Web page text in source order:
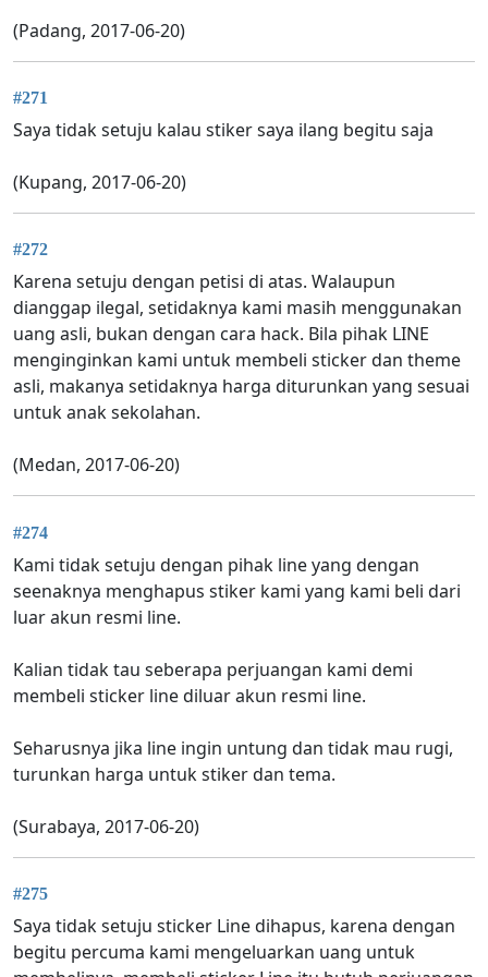
(Padang, 2017-06-20)
#271
Saya tidak setuju kalau stiker saya ilang begitu saja
(Kupang, 2017-06-20)
#272
Karena setuju dengan petisi di atas. Walaupun
dianggap ilegal, setidaknya kami masih menggunakan
uang asli, bukan dengan cara hack. Bila pihak LINE
menginginkan kami untuk membeli sticker dan theme
asli, makanya setidaknya harga diturunkan yang sesuai
untuk anak sekolahan.
(Medan, 2017-06-20)
#274
Kami tidak setuju dengan pihak line yang dengan
seenaknya menghapus stiker kami yang kami beli dari
luar akun resmi line.
Kalian tidak tau seberapa perjuangan kami demi
membeli sticker line diluar akun resmi line.
Seharusnya jika line ingin untung dan tidak mau rugi,
turunkan harga untuk stiker dan tema.
(Surabaya, 2017-06-20)
#275
Saya tidak setuju sticker Line dihapus, karena dengan
begitu percuma kami mengeluarkan uang untuk